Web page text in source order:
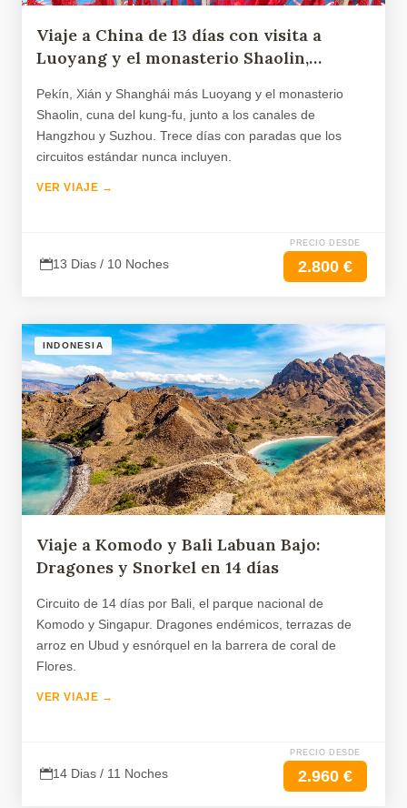
Viaje a China de 13 días con visita a
Luoyang y el monasterio Shaolin,
Pekín, Xián y Shanghái más Luoyang y el monasterio
Shaolin, cuna del kung-fu, junto a los canales de
Hangzhou y Suzhou. Trece días con paradas que los
circuitos estándar nunca incluyen.
VER VIAJE →
13 Dias / 10 Noches
PRECIO DESDE
2.800 €
INDONESIA
Viaje a Komodo y Bali Labuan Bajo:
Dragones y Snorkel en 14 días
Circuito de 14 días por Bali, el parque nacional de
Komodo y Singapur. Dragones endémicos, terrazas de
arroz en Ubud y esnórquel en la barrera de coral de
Flores.
VER VIAJE →
14 Dias / 11 Noches
PRECIO DESDE
2.960 €